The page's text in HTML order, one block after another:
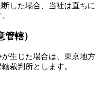
した場合、当社は直ちに
轄）
生じた場合は、東京地方
裁判所とします。